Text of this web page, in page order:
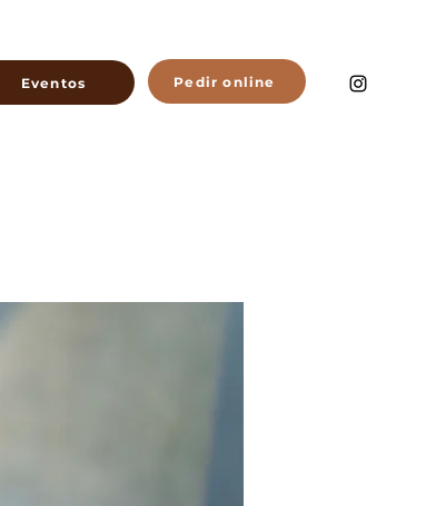
Eventos Pedir online